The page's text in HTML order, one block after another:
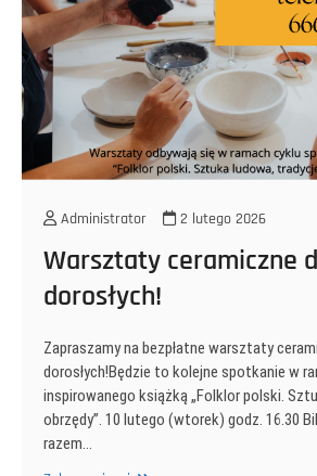
Administrator 2 lutego 2026
Warsztaty ceramiczne
dorosłych!
Zapraszamy na bezpłatne warsztaty
dorosłych!Będzie to kolejne spotkanie w
inspirowanego książką „Folklor polski.
obrzędy”. 10 lutego (wtorek) godz. 16.30
razem…